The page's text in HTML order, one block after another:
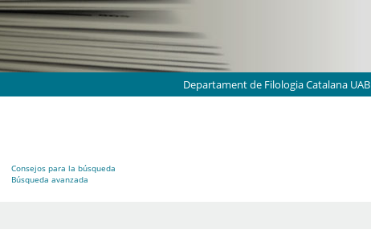
Departament de Filologia Catalana UAB
Consejos para la búsqueda
Búsqueda avanzada